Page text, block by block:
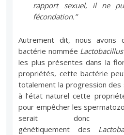
rapport sexuel, il ne
fécondation.”
Autrement dit, nous avons
bactérie nommée
les plus présentes dans la
propriétés, cette bactérie
totalement la progression des
à l’état naturel cette
pour empêcher les
serait donc
génétiquement des